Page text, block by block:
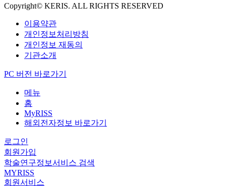
Copyright© KERIS. ALL RIGHTS RESERVED
이용약관
개인정보처리방침
개인정보 재동의
기관소개
PC 버전 바로가기
메뉴
홈
MyRISS
해외전자정보 바로가기
로그인
회원가입
학술연구정보서비스 검색
MYRISS
회원서비스